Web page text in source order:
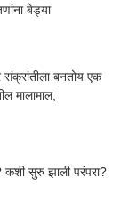
बेड्या
बनतोय एक
मालामाल,
सुरु झाली परंपरा?